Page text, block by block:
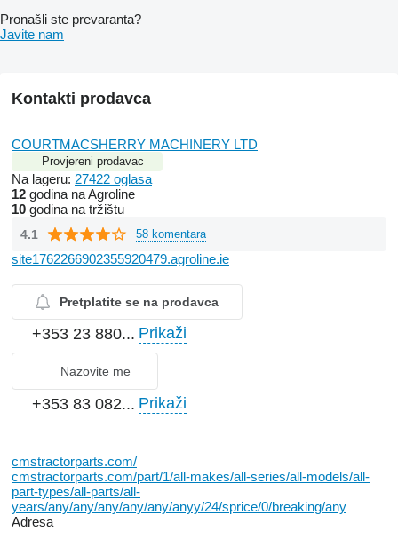
Pronašli ste prevaranta?
Javite nam
Kontakti prodavca
COURTMACSHERRY MACHINERY LTD
Provjereni prodavac
Na lageru: 27422 oglasa
12 godina na Agroline
10 godina na tržištu
4.1 58 komentara
site1762266902355920479.agroline.ie
Pretplatite se na prodavca
+353 23 880... Prikaži
Nazovite me
+353 83 082... Prikaži
cmstractorparts.com/
cmstractorparts.com/part/1/all-makes/all-series/all-models/all-
part-types/all-parts/all-
years/any/any/any/any/any/anyy/24/sprice/0/breaking/any
Adresa